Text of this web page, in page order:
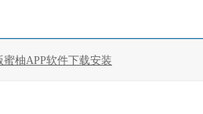
柚APP软件下载安装